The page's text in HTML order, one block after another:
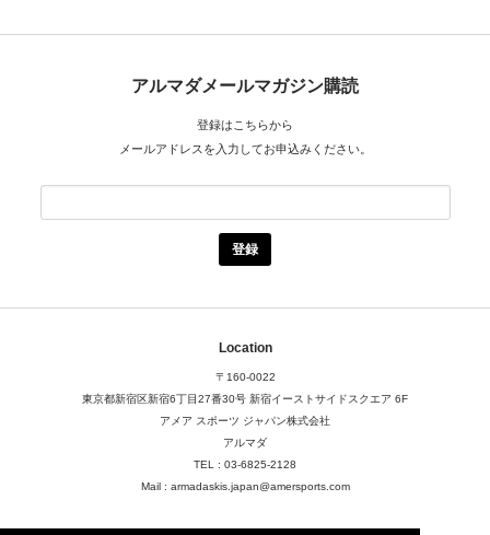
アルマダメールマガジン購読
登録はこちらから
メールアドレスを入力してお申込みください。
Location
〒160-0022
東京都新宿区新宿6丁目27番30号 新宿イーストサイドスクエア 6F
アメア スポーツ ジャパン株式会社
アルマダ
TEL : 03-6825-2128
Mail : armadaskis.japan@amersports.com